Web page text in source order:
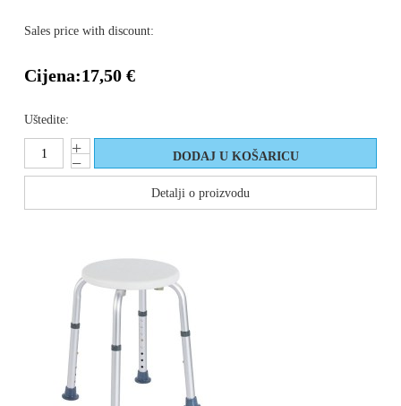
Sales price with discount:
Cijena:17,50 €
Uštedite:
Detalji o proizvodu